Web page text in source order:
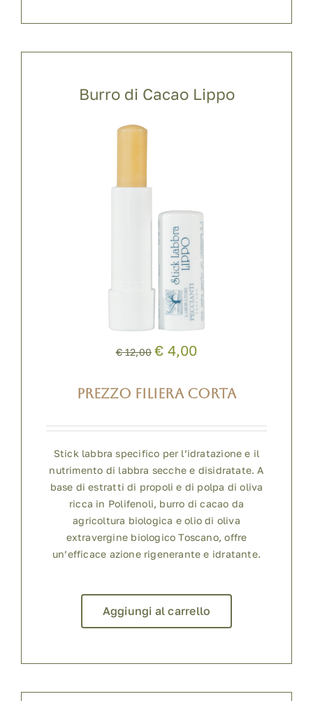
Burro di Cacao Lippo
€ 12,00 € 4,00
PREZZO FILIERA CORTA
Stick labbra specifico per l’idratazione e il
nutrimento di labbra secche e disidratate. A
base di estratti di propoli e di polpa di oliva
ricca in Polifenoli, burro di cacao da
agricoltura biologica e olio di oliva
extravergine biologico Toscano, offre
un’efficace azione rigenerante e idratante.
Aggiungi al carrello